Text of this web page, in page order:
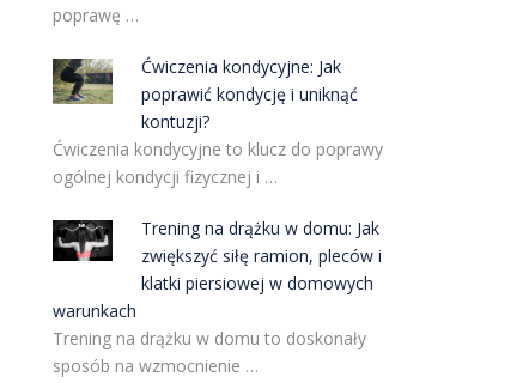
poprawę …
Ćwiczenia kondycyjne: Jak
poprawić kondycję i uniknąć
kontuzji?
Ćwiczenia kondycyjne to klucz do poprawy
ogólnej kondycji fizycznej i …
Trening na drążku w domu: Jak
zwiększyć siłę ramion, pleców i
klatki piersiowej w domowych
warunkach
Trening na drążku w domu to doskonały
sposób na wzmocnienie …